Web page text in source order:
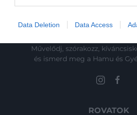
Data Deletion Data Access
Művelődj, szórakozz,
és ismerd meg a Hamu és
ROVATOK